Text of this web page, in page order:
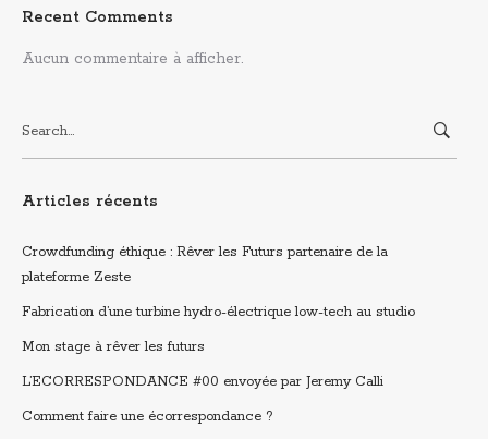
Recent Comments
Aucun commentaire à afficher.
Articles récents
Crowdfunding éthique : Rêver les Futurs partenaire de la
plateforme Zeste
Fabrication d’une turbine hydro-électrique low-tech au studio
Mon stage à rêver les futurs
L’ECORRESPONDANCE #00 envoyée par Jeremy Calli
Comment faire une écorrespondance ?